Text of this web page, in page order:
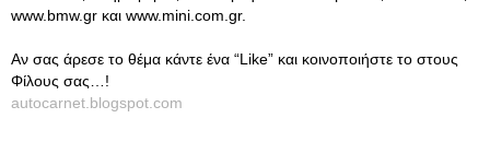
www.bmw.gr και www.mini.com.gr.
Αν σας άρεσε το θέμα κάντε ένα “Like” και κοινοποιήστε το στους
Φίλους σας…!
autocarnet.blogspot.com